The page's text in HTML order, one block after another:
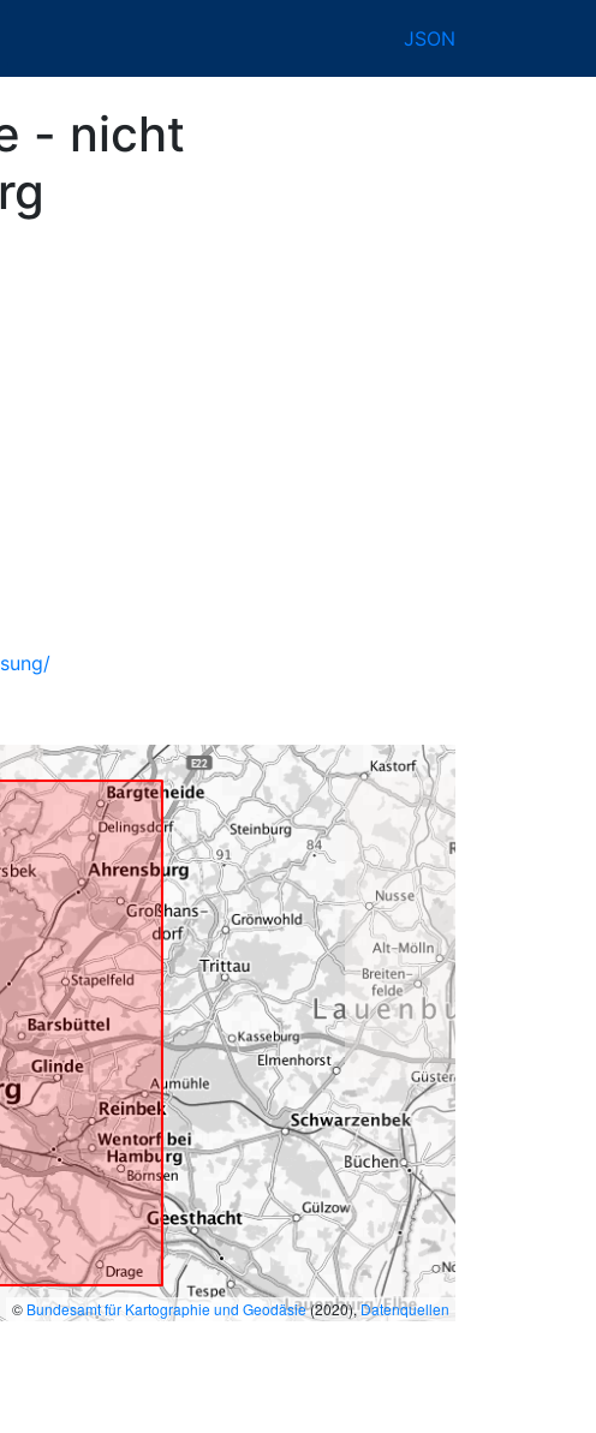
JSON
- nicht
© Bundesamt für Kartographie und Geodäsie(2020),Datenquellen